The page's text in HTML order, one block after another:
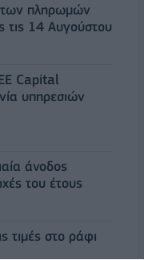
των πληρωμών
14 Αυγούστου
Capital
υπηρεσιών
άνοδος
του έτους
τιμές στο ράφι